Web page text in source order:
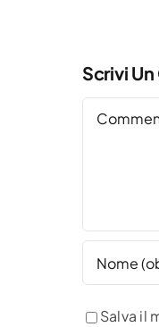
Scrivi
Commento
Salva il